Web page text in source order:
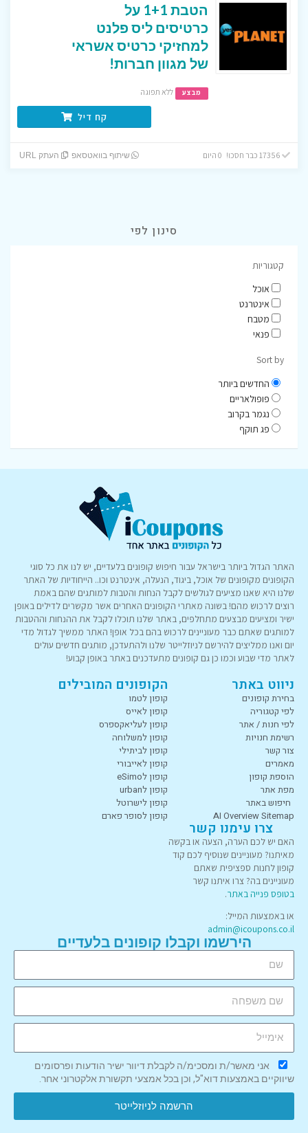
הטבת 1+1 על
כרטיסים ליס פלנט
למחזיקי כרטיס אשראי
של מגוון חברות!
מבצע ללא תפוגה
קח דיל
17356 כבר חסכו! 0 היום שיתוף בוואטסאפ העתק URL
סינון לפי
קטגוריות
אוכל
אינטרנט
מטבח
פנאי
Sort by
החדשים ביותר
פופולאריים
נגמר בקרוב
פג תוקף
האתר הגדול ביותר בישראל עבור חיפוש קופונים בלעדיים, יש לנו את כל סוגי
הקופונים מקופונים של אוכל, ביגוד, הנעלה, אינטרנט וכו.. הייחודיות של האתר
שלנו היא שאנו מציעים לגולשים לקבל הנחות והטבות למותגים שהם באמת
רוצים לרכוש מהם! בשונה מאתרי הקופונים האחרים אשר מקשרים לדילים באופן
ישיר ומציעים מבצעים מתחלפים, באתר שלנו תוכלו לקבל את ההנחות וההטבות
למותגים שאתם כבר מעוניינים לרכוש בהם בכל אופן! האתר ממשיך לגדול מדי
יום ואנו ממליצים להירשם לניוזלייטר שלנו ולהתעדכן, מותגים חדשים עולים
לאתר מדי שבוע וכמו כן גם קופונים מתעדכנים באתר באופן קבוע!
ניווט באתר
בחירת קופונים
לפי קטגוריה
לפי חנות / אתר
רשימת חנויות
צור קשר
מאמרים
הוספת קופון
מפת אתר
חיפוש באתר
AI Overview Sitemap
הקופונים המובילים
קופון לטמו
קופון לאייס
קופון לעליאקספרס
קופון למשלוחה
קופון לביתילי
קופון לאייבורי
קופון לeSimo
קופון לurban
קופון לישרוטל
קופון לסופר פארם
צרו עימנו קשר
האם יש לכם הערה, הצעה או בקשה
מאיתנו? מעוניינים שנוסיף לכם קוד
קופון לחנות ספציפית שאתם
מעוניינים בה? צרו איתנו קשר
בטופס פנייה באתר.
או באמצעות המייל:
admin@icoupons.co.il
הירשמו וקבלו קופונים בלעדיים
אני מאשר/ת ומסכימ/ה לקבלת דיוור ישיר הודעות ופרסומים
שיווקיים באמצעות דוא"ל, וכן בכל אמצעי תקשורת אלקטרוני אחר.
הרשמה לניוזלייטר